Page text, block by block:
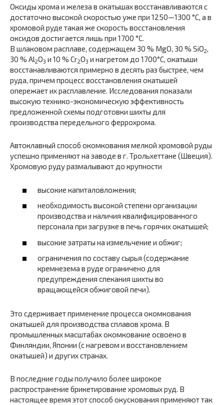
Оксиды хрома и железа в окатышах восстанавливаются с
достаточно высокой скоростью уже при 1250—1300 °С, а в
хромовой руде такая же скорость восстановления
оксидов достигается лишь при 1700 °С.
В шлаковом расплаве, содержащем 30 % MgO, 30 % SiO2,
30 % Al2O3 и 10 % Cr2О3 и нагретом до 1700°С, окатыши
восстанавливаются примерно в десять раз быстрее, чем
руда, причем процесс восстановления окатышей
опережает их расплавление. Исследования показали
высокую технико-экономическую эффективность
предложенной схемы подготовки шихты для
производства передельного феррохрома.
Автоклавный способ окомкования мелкой хромовой руды
успешно применяют на заводе в г. Трольхеттане (Швеция).
Хромовую руду размалывают до крупности
высокие капиталовложения;
необходимость высокой степени организации
производства и наличия квалифицированного
персонала при загрузке в печь горячих окатышей;
высокие затраты на измельчение и обжиг;
ограничения по составу сырья (содержание
кремнезема в руде ограничено для
предупреждения спекания шихты во
вращающейся обжиговой печи).
Это сдерживает применение процесса окомкования
окатышей для производства сплавов хрома. В
промышленных масштабах окомкование освоено в
Финляндии, Японии (с нагревом и восстановлением
окатышей) и других странах.
В последние годы получило более широкое
распространение брикетирование хромовых руд. В
настоящее время этот способ окускования применяют так